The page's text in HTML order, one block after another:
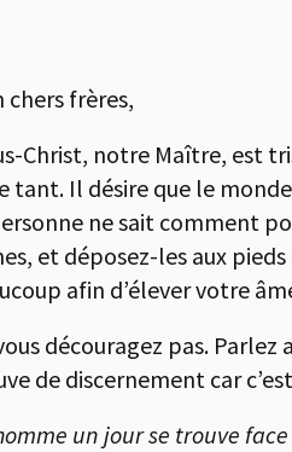
chers frères,
Christ, notre Maître, est
tant. Il désire que le
ne sait comment
et déposez-les aux
afin d’élever votre
découragez pas.
de discernement car
un jour se trouve